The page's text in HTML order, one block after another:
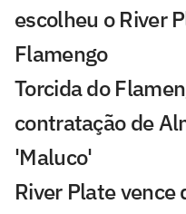
escolheu o River
Flamengo
Torcida do
contratação de
'Maluco'
River Plate vence